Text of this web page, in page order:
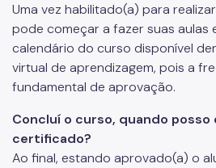
Uma vez habilitado(a) para
pode começar a fazer suas aulas
calendário do curso disponível
virtual de aprendizagem, pois a
fundamental de aprovação.
Concluí o curso, quando posso
certificado?
Ao final, estando aprovado(a) o